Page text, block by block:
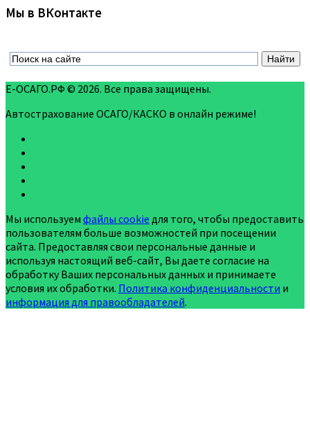
Мы в ВКонтакте
Е-ОСАГО.РФ © 2026. Все права защищены.
Автострахование ОСАГО/КАСКО в онлайн режиме!
Мы используем файлы cookie для того, чтобы предоставить
пользователям больше возможностей при посещении
сайта. Предоставляя свои персональные данные и
используя настоящий веб-сайт, Вы даете согласие на
обработку Ваших персональных данных и принимаете
условия их обработки. Политика конфиденциальности и
информация для правообладателей.